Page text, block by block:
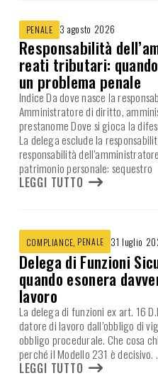
PENALE 3 agosto 2026
Responsabilità
reati tributari:
un problema penale
Indice Da dove nasce la
Amministratore di diritto,
prestanome Dove si gioca la
La delega esclude la
responsabilità
patrimonio personale: sequestro
LEGGI TUTTO
COMPLIANCE, PENALE 31 luglio
Delega di Funzioni
quando esonera
lavoro
La delega di funzioni ex art. 16
datore di lavoro dall’obbligo di
obbligo procedurale. Che cosa
perché il Modello 231 è decisivo.
LEGGI TUTTO